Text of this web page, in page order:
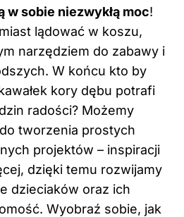
w sobie niezwykłą moc!
lądować w koszu,
narzędziem do zabawy i
W końcu kto by
kory dębu potrafi
radości? Możemy
tworzenia prostych
projektów – inspiracji
dzięki temu rozwijamy
dzieciaków oraz ich
Wyobraź sobie, jak